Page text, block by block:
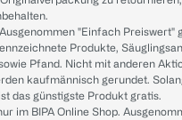
"Einfach Preiswert"
Produkte,
Pfand. Nicht mit anderen
kaufmännisch gerundet.
das günstigste Produkt gratis.
im BIPA Online Shop.